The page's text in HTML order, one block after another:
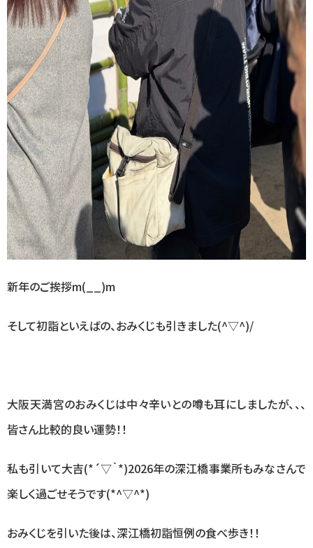
新年のご挨拶m(__)m
そして初詣といえばの、おみくじも引きました(^▽^)/
大阪天満宮のおみくじは中々辛いとの噂も耳にしましたが、、、
皆さん比較的良い運勢！！
私も引いて大吉(*´▽｀*)2026年の深江橋事業所もみなさんで
楽しく過ごせそうです(*^▽^*)
おみくじを引いた後は、深江橋初詣恒例の食べ歩き！！